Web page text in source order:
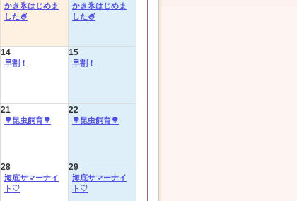
かき氷はじめま
した🍧
かき氷はじめま
した🍧
14
早割！
15
早割！
21
🌳昆虫飼育🌳
22
🌳昆虫飼育🌳
28
海底サマーナイ
ト♡
29
海底サマーナイ
ト♡